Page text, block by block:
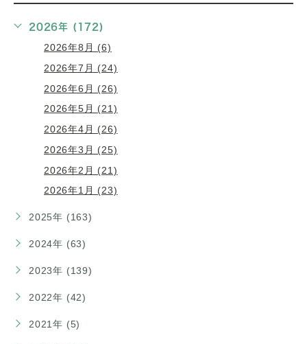
2026年 (172)
2026年8月 (6)
2026年7月 (24)
2026年6月 (26)
2026年5月 (21)
2026年4月 (26)
2026年3月 (25)
2026年2月 (21)
2026年1月 (23)
2025年 (163)
2024年 (63)
2023年 (139)
2022年 (42)
2021年 (5)